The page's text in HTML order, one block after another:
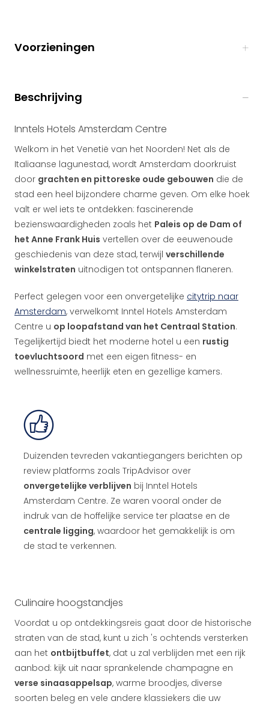
Voorzieningen
Beschrijving
Inntels Hotels Amsterdam Centre
Welkom in het Venetië van het Noorden! Net als de
Italiaanse lagunestad, wordt Amsterdam doorkruist
door grachten en pittoreske oude gebouwen die de
stad een heel bijzondere charme geven. Om elke hoek
valt er wel iets te ontdekken: fascinerende
bezienswaardigheden zoals het Paleis op de Dam of
het Anne Frank Huis vertellen over de eeuwenoude
geschiedenis van deze stad, terwijl verschillende
winkelstraten uitnodigen tot ontspannen flaneren.
Perfect gelegen voor een onvergetelijke citytrip naar
Amsterdam, verwelkomt Inntel Hotels Amsterdam
Centre u op loopafstand van het Centraal Station.
Tegelijkertijd biedt het moderne hotel u een rustig
toevluchtsoord met een eigen fitness- en
wellnessruimte, heerlijk eten en gezellige kamers.
Duizenden tevreden vakantiegangers berichten op
review platforms zoals TripAdvisor over
onvergetelijke verblijven bij Inntel Hotels
Amsterdam Centre. Ze waren vooral onder de
indruk van de hoffelijke service ter plaatse en de
centrale ligging, waardoor het gemakkelijk is om
de stad te verkennen.
Culinaire hoogstandjes
Voordat u op ontdekkingsreis gaat door de historische
straten van de stad, kunt u zich 's ochtends versterken
aan het ontbijtbuffet, dat u zal verblijden met een rijk
aanbod: kijk uit naar sprankelende champagne en
verse sinaasappelsap, warme broodjes, diverse
soorten beleg en vele andere klassiekers die uw